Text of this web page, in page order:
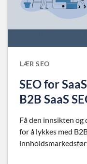
LÆR SEO
SEO for
B2B SaaS
Få den innsikten
for å lykkes med